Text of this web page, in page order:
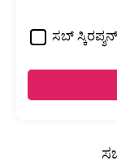
ಸಬ್